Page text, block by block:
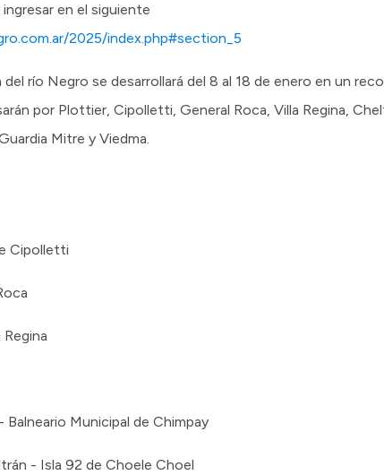
en el siguiente
2025/index.php#section_5
río Negro se desarrollará del 8 al 18 de enero en un
por Plottier, Cipolletti, General Roca, Villa Regina,
Mitre y Viedma.
Cipolletti
Municipal de Chimpay
- Isla 92 de Choele Choel